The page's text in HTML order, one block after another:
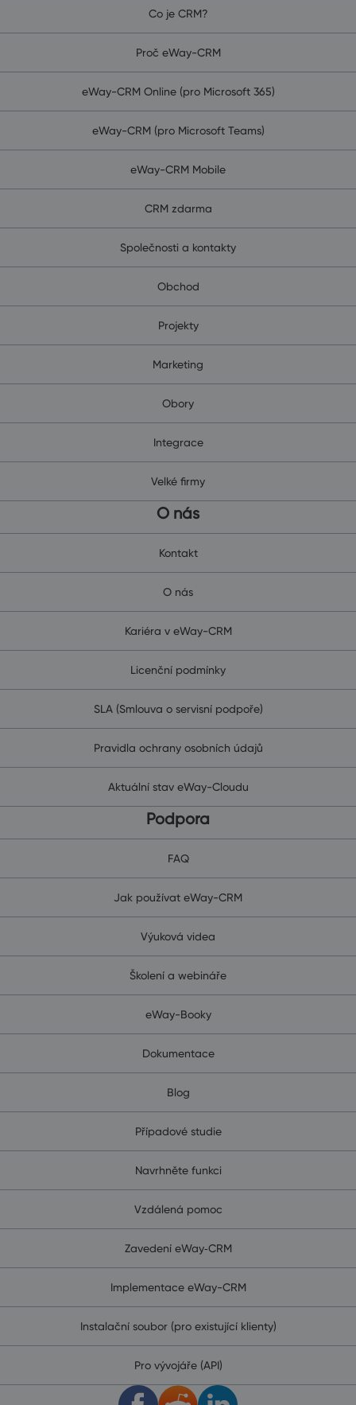
Co je CRM?
Proč eWay-CRM
eWay-CRM Online (pro Microsoft 365)
eWay-CRM (pro Microsoft Teams)
eWay-CRM Mobile
CRM zdarma
Společnosti a kontakty
Obchod
Projekty
Marketing
Obory
Integrace
Velké firmy
O nás
Kontakt
O nás
Kariéra v eWay-CRM
Licenční podmínky
SLA (Smlouva o servisní podpoře)
Pravidla ochrany osobních údajů
Aktuální stav eWay-Cloudu
Podpora
FAQ
Jak používat eWay-CRM
Výuková videa
Školení a webináře
eWay-Booky
Dokumentace
Blog
Případové studie
Navrhněte funkci
Vzdálená pomoc
Zavedení eWay‑CRM
Implementace eWay-CRM
Instalační soubor (pro existující klienty)
Pro vývojáře (API)